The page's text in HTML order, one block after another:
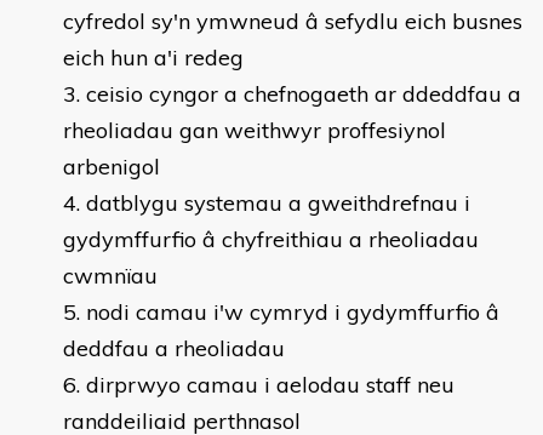
cyfredol sy'n ymwneud â sefydlu eich busnes
eich hun a'i redeg
ceisio cyngor a chefnogaeth ar ddeddfau a
rheoliadau gan weithwyr proffesiynol
arbenigol
datblygu systemau a gweithdrefnau i
gydymffurfio â chyfreithiau a rheoliadau
cwmnïau
nodi camau i'w cymryd i gydymffurfio â
deddfau a rheoliadau
dirprwyo camau i aelodau staff neu
randdeiliaid perthnasol